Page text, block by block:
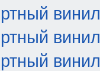
винил
винил
винил